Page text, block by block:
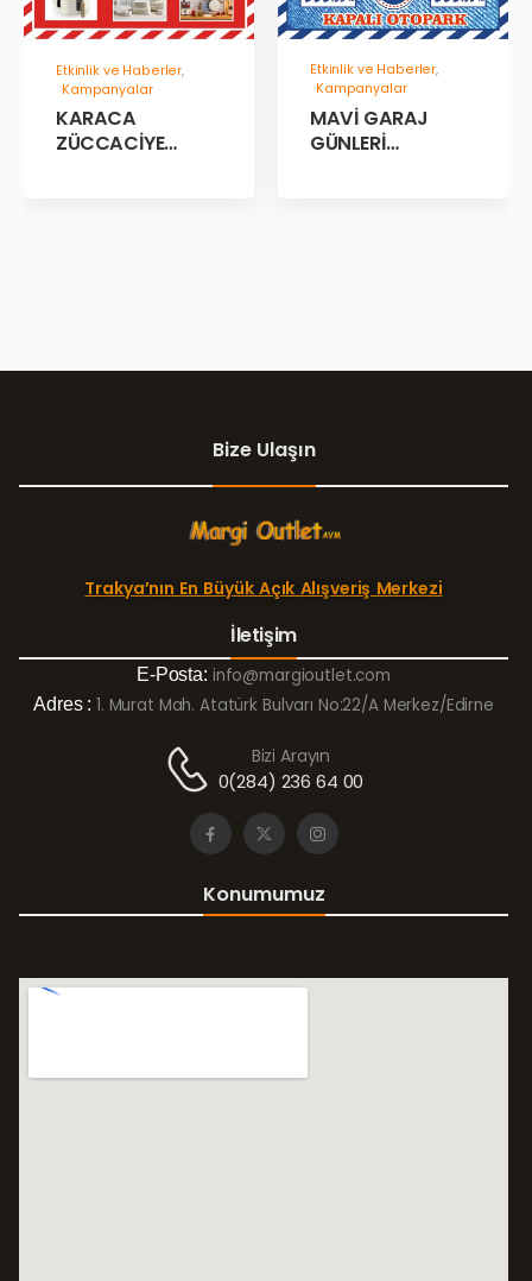
Etkinlik ve Haberler,
Kampanyalar
KARACA
ZÜCCACİYE
Etkinlik ve Haberler,
Kampanyalar
MAVİ GARAJ
GÜNLERİ
Bize Ulaşın
Trakya’nın En Büyük Açık Alışveriş Merkezi
İletişim
E-Posta: info@margioutlet.com
Adres : 1. Murat Mah. Atatürk Bulvarı No:22/A Merkez/Edirne
Bizi Arayın
0(284) 236 64 00
Konumumuz